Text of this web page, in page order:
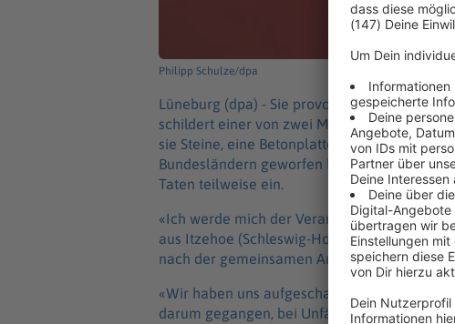
Philipp Schulze/dpa
Lüneburg (dpa) - Sie provozierten Unfälle,
schildert einer von zwei Männern die elf
sie Steine, eine Betonplatte und einen
Bundesländern geworfen haben sollen.
Taten teilweise ein.
«Ich werde mich der Verantwortung stellen,
aus Itzehoe (Schleswig-Holstein). Er habe
nach der gemeinsamen Arbeit Alkohol
«Wir haben uns aufgeschaukelt», erklärt der
darum gegangen, bei Unfällen zu helfen.